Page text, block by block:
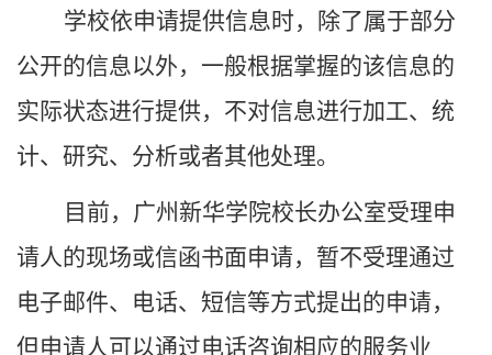
学校依申请提供信息时，除了属于部分
公开的信息以外，一般根据掌握的该信息的
实际状态进行提供，不对信息进行加工、统
计、研究、分析或者其他处理。
目前， 广州新华学院校长办公室受理申
请人的现场或信函书面申请，暂不受理通过
电子邮件、电话、短信等方式提出的申请，
但申请人可以通过电话咨询相应的服务业